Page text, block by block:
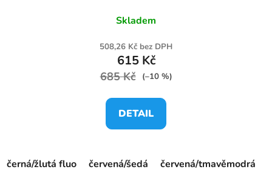
Skladem
508,26 Kč bez DPH
615 Kč
685 Kč (–10 %)
DETAIL
černá/žlutá fluo červená/šedá červená/tmavěmodrá